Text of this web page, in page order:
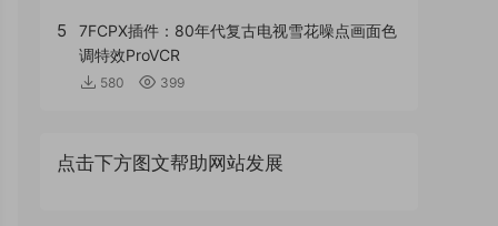
5
7FCPX插件：80年代复古电视雪花噪点画面色
调特效ProVCR
580 399
点击下方图文帮助网站发展